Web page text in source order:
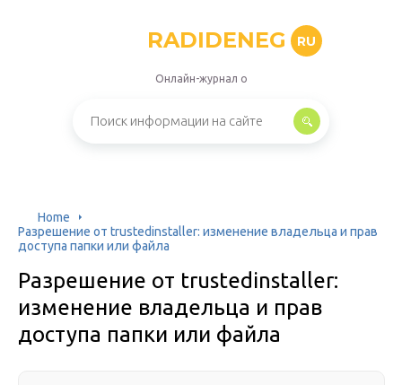
RADIDENEG RU
Онлайн-журнал о
Home
Разрешение от trustedinstaller: изменение владельца и прав
доступа папки или файла
Разрешение от trustedinstaller:
изменение владельца и прав
доступа папки или файла